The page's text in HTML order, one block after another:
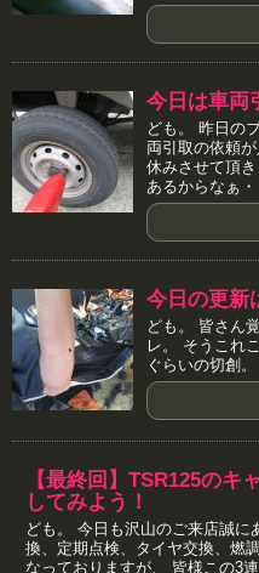
今日は車両
ども。 昨日の
両引取の依頼
休みさせて頂
あるからなぁ
今日の更新
ども。 皆さん
レ。 そうこれ
ぐらいの切創
【最終回】TSR125のキ
してみよう！
ども。 今日も沢山のご来店誠
換、定期点検、タイヤ交換、燃
なっておりますが、 皆様この3